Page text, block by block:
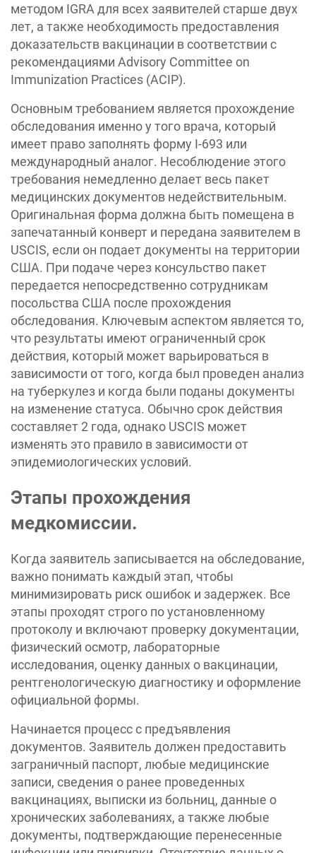
методом IGRA для всех заявителей старше двух
лет, а также необходимость предоставления
доказательств вакцинации в соответствии с
рекомендациями Advisory Committee on
Immunization Practices (ACIP).
Основным требованием является прохождение
обследования именно у того врача, который
имеет право заполнять форму I-693 или
международный аналог. Несоблюдение этого
требования немедленно делает весь пакет
медицинских документов недействительным.
Оригинальная форма должна быть помещена в
запечатанный конверт и передана заявителем в
USCIS, если он подает документы на территории
США. При подаче через консульство пакет
передается непосредственно сотрудникам
посольства США после прохождения
обследования. Ключевым аспектом является то,
что результаты имеют ограниченный срок
действия, который может варьироваться в
зависимости от того, когда был проведен анализ
на туберкулез и когда были поданы документы
на изменение статуса. Обычно срок действия
составляет 2 года, однако USCIS может
изменять это правило в зависимости от
эпидемиологических условий.
Этапы прохождения
медкомиссии.
Когда заявитель записывается на обследование,
важно понимать каждый этап, чтобы
минимизировать риск ошибок и задержек. Все
этапы проходят строго по установленному
протоколу и включают проверку документации,
физический осмотр, лабораторные
исследования, оценку данных о вакцинации,
рентгенологическую диагностику и оформление
официальной формы.
Начинается процесс с предъявления
документов. Заявитель должен предоставить
заграничный паспорт, любые медицинские
записи, сведения о ранее проведенных
вакцинациях, выписки из больниц, данные о
хронических заболеваниях, а также любые
документы, подтверждающие перенесенные